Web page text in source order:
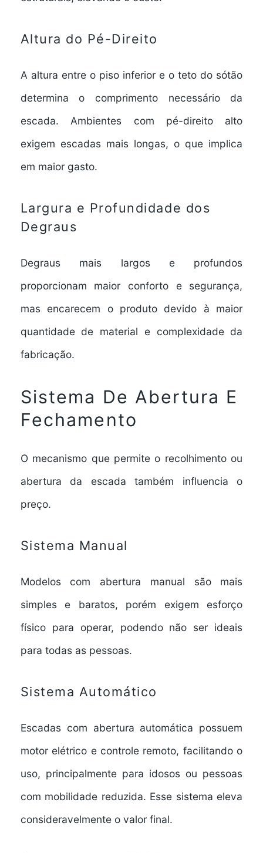
Altura do Pé-Direito
A altura entre o piso inferior e o teto do sótão
determina o comprimento necessário da
escada. Ambientes com pé-direito alto
exigem escadas mais longas, o que implica
em maior gasto.
Largura e Profundidade dos
Degraus
Degraus mais largos e profundos
proporcionam maior conforto e segurança,
mas encarecem o produto devido à maior
quantidade de material e complexidade da
fabricação.
Sistema De Abertura E
Fechamento
O mecanismo que permite o recolhimento ou
abertura da escada também influencia o
preço.
Sistema Manual
Modelos com abertura manual são mais
simples e baratos, porém exigem esforço
físico para operar, podendo não ser ideais
para todas as pessoas.
Sistema Automático
Escadas com abertura automática possuem
motor elétrico e controle remoto, facilitando o
uso, principalmente para idosos ou pessoas
com mobilidade reduzida. Esse sistema eleva
consideravelmente o valor final.